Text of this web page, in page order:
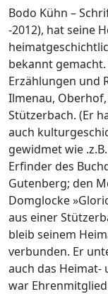
Bodo Kühn –
-2012), hat seine
bekannt
Erzählungen und
Ilmenau,
Stützerbach. (Er
auch
gewidmet wie
Erfinder des
Gutenberg; den
Domglocke
aus einer
bleib seinem
verbunden. Er
auch das Heimat-
war